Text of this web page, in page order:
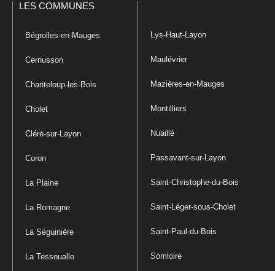
LES COMMUNES
Bégrolles-en-Mauges
Cernusson
Chanteloup-les-Bois
Cholet
Cléré-sur-Layon
Coron
La Plaine
La Romagne
La Séguinière
La Tessoualle
Lys-Haut-Layon
Maulévrier
Mazières-en-Mauges
Montilliers
Nuaillé
Passavant-sur-Layon
Saint-Christophe-du-Bois
Saint-Léger-sous-Cholet
Saint-Paul-du-Bois
Somloire